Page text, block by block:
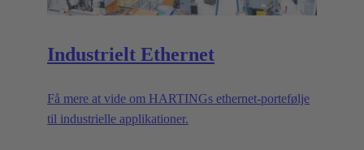
Industrielt Ethernet
Få mere at vide om HARTINGs ethernet-portefølje
til industrielle applikationer.